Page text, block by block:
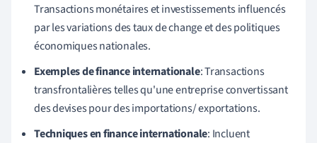
Transactions monétaires et investissements influencés
par les variations des taux de change et des politiques
économiques nationales.
Exemples de finance internationale: Transactions
transfrontalières telles qu'une entreprise convertissant
des devises pour des importations/ exportations.
Techniques en finance internationale: Incluent